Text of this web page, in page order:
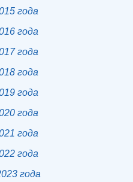
года
года
года
года
года
года
года
года
года